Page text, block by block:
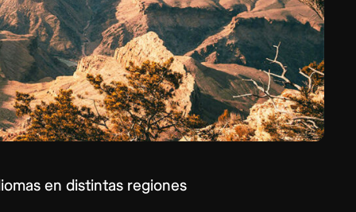
en distintas regiones